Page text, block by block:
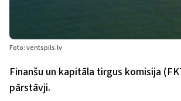
Foto: ventspils.lv
Finanšu un kapitāla tirgus komisija
pārstāvji.